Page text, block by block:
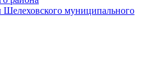
муниципального